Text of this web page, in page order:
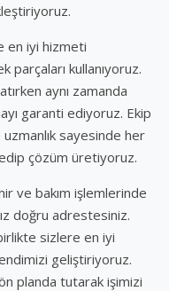
en iyi hizmeti
parçaları kullanıyoruz.
aynı zamanda
garanti ediyoruz. Ekip
sayesinde her
çözüm üretiyoruz.
ve bakım işlemlerinde
doğru adrestesiniz.
sizlere en iyi
geliştiriyoruz.
planda tutarak işimizi